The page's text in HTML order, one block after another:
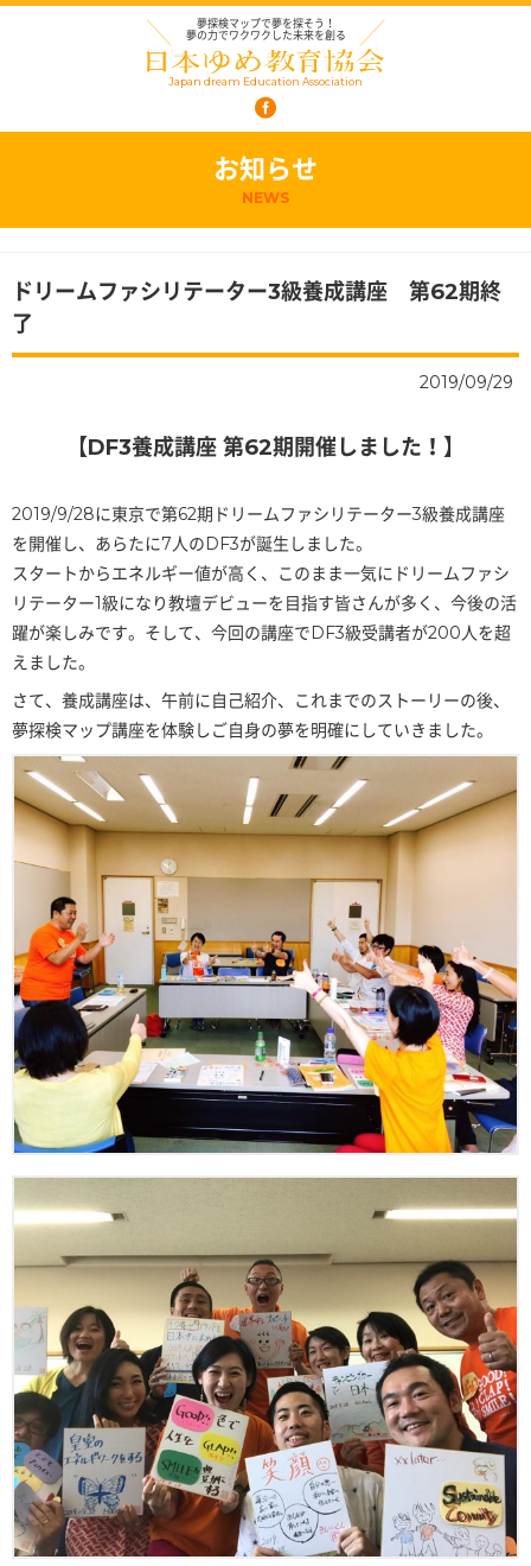
夢探検マップで夢を探そう！
夢の力でワクワクした未来を創る
Japan dream Education Association
お知らせ
NEWS
ドリームファシリテーター3級養成講座 第62期終
了
2019/09/29
【DF3養成講座 第62期開催しました！】
2019/9/28に東京で第62期ドリームファシリテーター3級養成講座
を開催し、あらたに7人のDF3が誕生しました。
スタートからエネルギー値が高く、このまま一気にドリームファシ
リテーター1級になり教壇デビューを目指す皆さんが多く、今後の活
躍が楽しみです。そして、今回の講座でDF3級受講者が200人を超
えました。
さて、養成講座は、午前に自己紹介、これまでのストーリーの後、
夢探検マップ講座を体験しご自身の夢を明確にしていきました。